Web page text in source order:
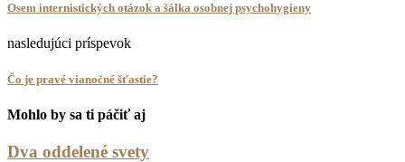
Osem internistických otázok a šálka osobnej psychohygieny
nasledujúci príspevok
Čo je pravé vianočné šťastie?
Mohlo by sa ti páčiť aj
Dva oddelené svety